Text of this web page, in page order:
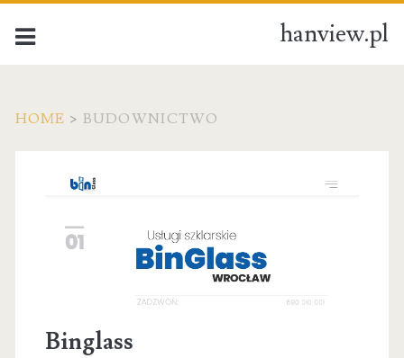
hanview.pl
HOME > BUDOWNICTWO
Kategoria:
Budownictwo
Binglass